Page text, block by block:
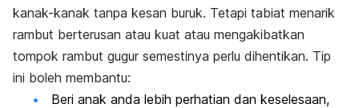
kanak-kanak tanpa kesan buruk. Tetapi tabiat menarik
rambut berterusan atau kuat atau mengakibatkan
tompok rambut gugur semestinya perlu dihentikan. Tip
ini boleh membantu:
Beri anak anda lebih perhatian dan keselesaan,